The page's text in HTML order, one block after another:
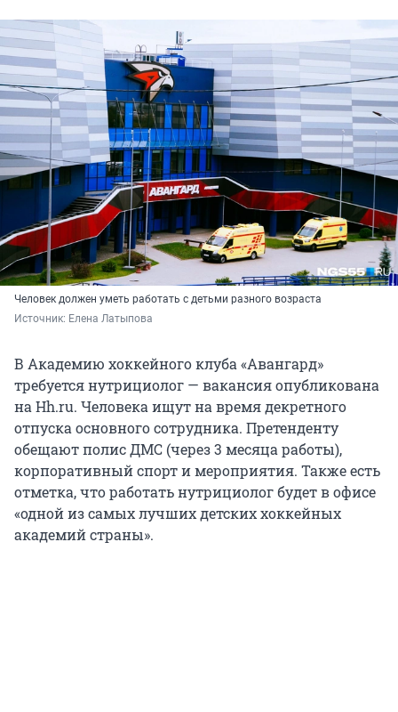
Человек должен уметь работать с детьми разного возраста
Источник: Елена Латыпова
В Академию хоккейного клуба «Авангард»
требуется нутрициолог — вакансия опубликована
на Hh.ru. Человека ищут на время декретного
отпуска основного сотрудника. Претенденту
обещают полис ДМС (через 3 месяца работы),
корпоративный спорт и мероприятия. Также есть
отметка, что работать нутрициолог будет в офисе
«одной из самых лучших детских хоккейных
академий страны».